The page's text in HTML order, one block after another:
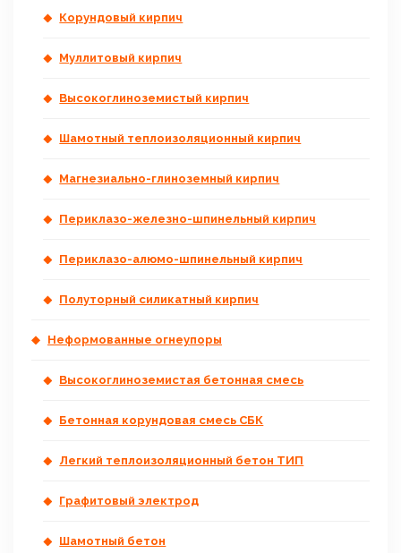
Корундовый кирпич
Муллитовый кирпич
Высокоглиноземистый кирпич
Шамотный теплоизоляционный кирпич
Магнезиально-глиноземный кирпич
Периклазо-железно-шпинельный кирпич
Периклазо-алюмо-шпинельный кирпич
Полуторный силикатный кирпич
Неформованные огнеупоры
Высокоглиноземистая бетонная смесь
Бетонная корундовая смесь СБК
Легкий теплоизоляционный бетон ТИП
Графитовый электрод
Шамотный бетон